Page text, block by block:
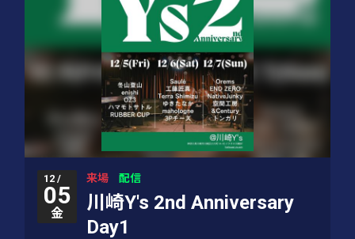
12 /
05
金
来場 配信
川崎Y's 2nd Anniversary
Day1